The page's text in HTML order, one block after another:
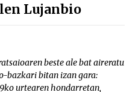
Lujanbio
beste ale bat aireratu
bazkari bitan izan gara:
urtearen hondarretan,